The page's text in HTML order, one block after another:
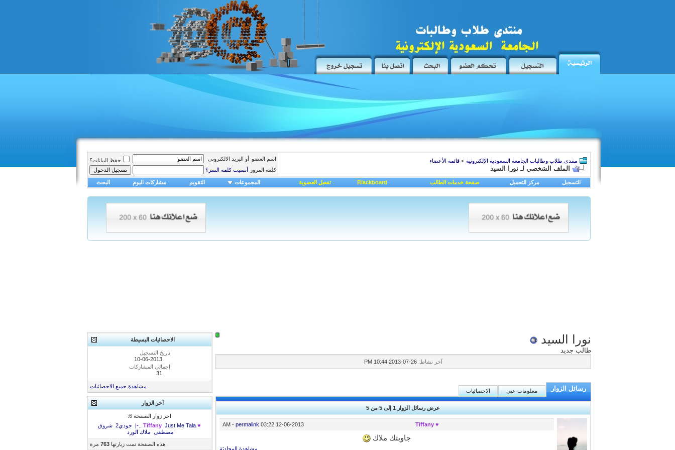
منتدى طلاب وطالبات الجامعة السعودية الإلكترونية >قائمة الأعضاء
الملف الشخصي لـ نورا السيد
اسم العضو أو البريد الالكتروني
حفظ البيانات؟
كلمة المرور-أنسيت كلمة السر؟
التسجيل مركز التحميل صفحة خدمات الطالب Blackboard تفعيل العضوية المجموعات التقويم مشاركات اليوم البحث
نورا السيد
طالب جديد
آخر نشاط: 26-07-2013
10:44 PM
رسائل الزوار معلومات عني الاحصائيات
عرض رسائل الزوار 1 إلى 5 من 5
12-06-2013
03:22 AM
- permalink ♥ Tiffany
جاوبتك ملاك
مشاهدة المحادثة
الاحصائيات البسيطة
تاريخ التسجيل
10-06-2013
إجمالي المشاركات
31
مشاهدة جميع الاحصائيات
آخر الزوار
اخر زوار الصفحة 6:
♥ Tiffany
Just Me Tala..-| جودي2
شروق
مصطفى ملاك الورد
هذه الصفحة تمت زيارتها763 مرة